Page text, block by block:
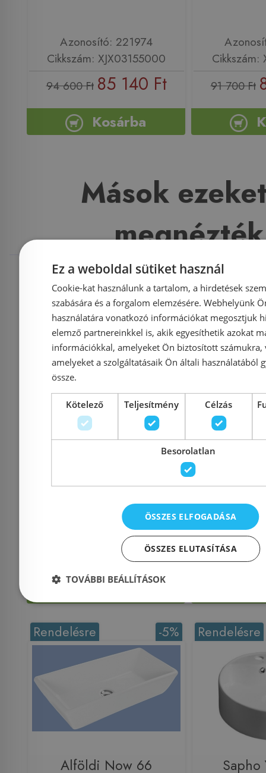
Azonosító: 221974
Cikkszám: XJX03155000
94 600 Ft 85 140 Ft
Kosárba
Cikkszám:
91 700 Ft
Mások
megnézték
-5%
Rendelésre
Sapho BALENA
48x37X13,5 cm
ráültethető mosdó,
lefolyó nélkül (BH7013)
Azonosító: 140036
Cikkszám: BH7013
22 800 Ft
Rendelésre
Laufen
Cikkszám:
64 943 Ft
-5%
Rendelésre
Alföldi Now 66
Rendelésre
Sapho
Ez a weboldal sütiket használ
Cookie-kat használunk a tartalom, a hirdetések
szabására és a forgalom elemzésére. Webhelyünk
használatára vonatkozó információkat megosztjuk
elemző partnereinkkel is, akik egyesíthetik azokat
információkkal, amelyeket Ön biztosított számukra,
amelyeket a szolgáltatásaik Ön általi használatából
össze.
Kötelező Teljesítmény Célzás
Besorolatlan
ÖSSZES ELFOGADÁSA
ÖSSZES ELUTASÍTÁSA
TOVÁBBI BEÁLLÍTÁSOK